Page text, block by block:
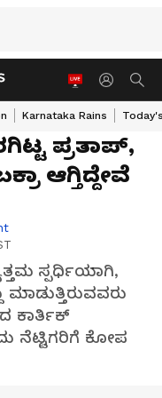
Karnataka Rains
ಪ್ರತಾಪ್,
ಆಗ್ತಿದ್ದೇವೆ
ಸ್ಪರ್ಧಿಯಾಗಿ,
ಕಾರ್ತಿಕ್
ನೆಟ್ಟಿಗರಿಗೆ ಕೋಪ